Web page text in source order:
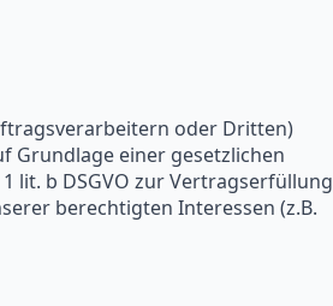
oder Dritten)
Grundlage einer gesetzlichen
lit. b DSGVO zur Vertragserfüllung
berechtigten Interessen (z.B.